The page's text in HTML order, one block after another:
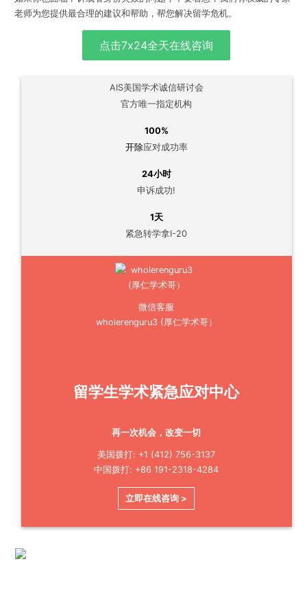
老师为您提供最合理的建议和帮助，帮您解决留学危机。
点击7x24全天在线咨询
AIS美国学术诚信研讨会
官方唯一指定机构
100%
开除应对成功率
24小时
申诉成功!
1天
紧急转学拿I-20
微信客服
wholerenguru3 (厚仁学术哥）
留学生学术紧急应对中心
再一次机会，改变一切
美国拨打: +1 (412) 756-3137
中国拨打: +86 191-2318-4284
立即在线咨询 >